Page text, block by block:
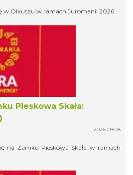
w Olkuszu w ramach Juromanii 2026
Pieskowa Skała:
2026-09-18
na Zamku Pieskowa Skała w ramach